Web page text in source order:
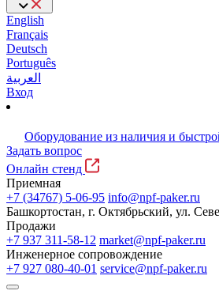
English
Français
Deutsch
Português
العربية
Вход
Оборудование из наличия и
Задать вопрос
Онлайн стенд
Приемная
+7 (34767) 5-06-95 info@npf-paker.ru
Башкортостан, г. Октябрьский, ул.
Продажи
+7 937 311-58-12 market@npf-paker.ru
Инженерное сопровождение
+7 927 080-40-01 service@npf-paker.ru